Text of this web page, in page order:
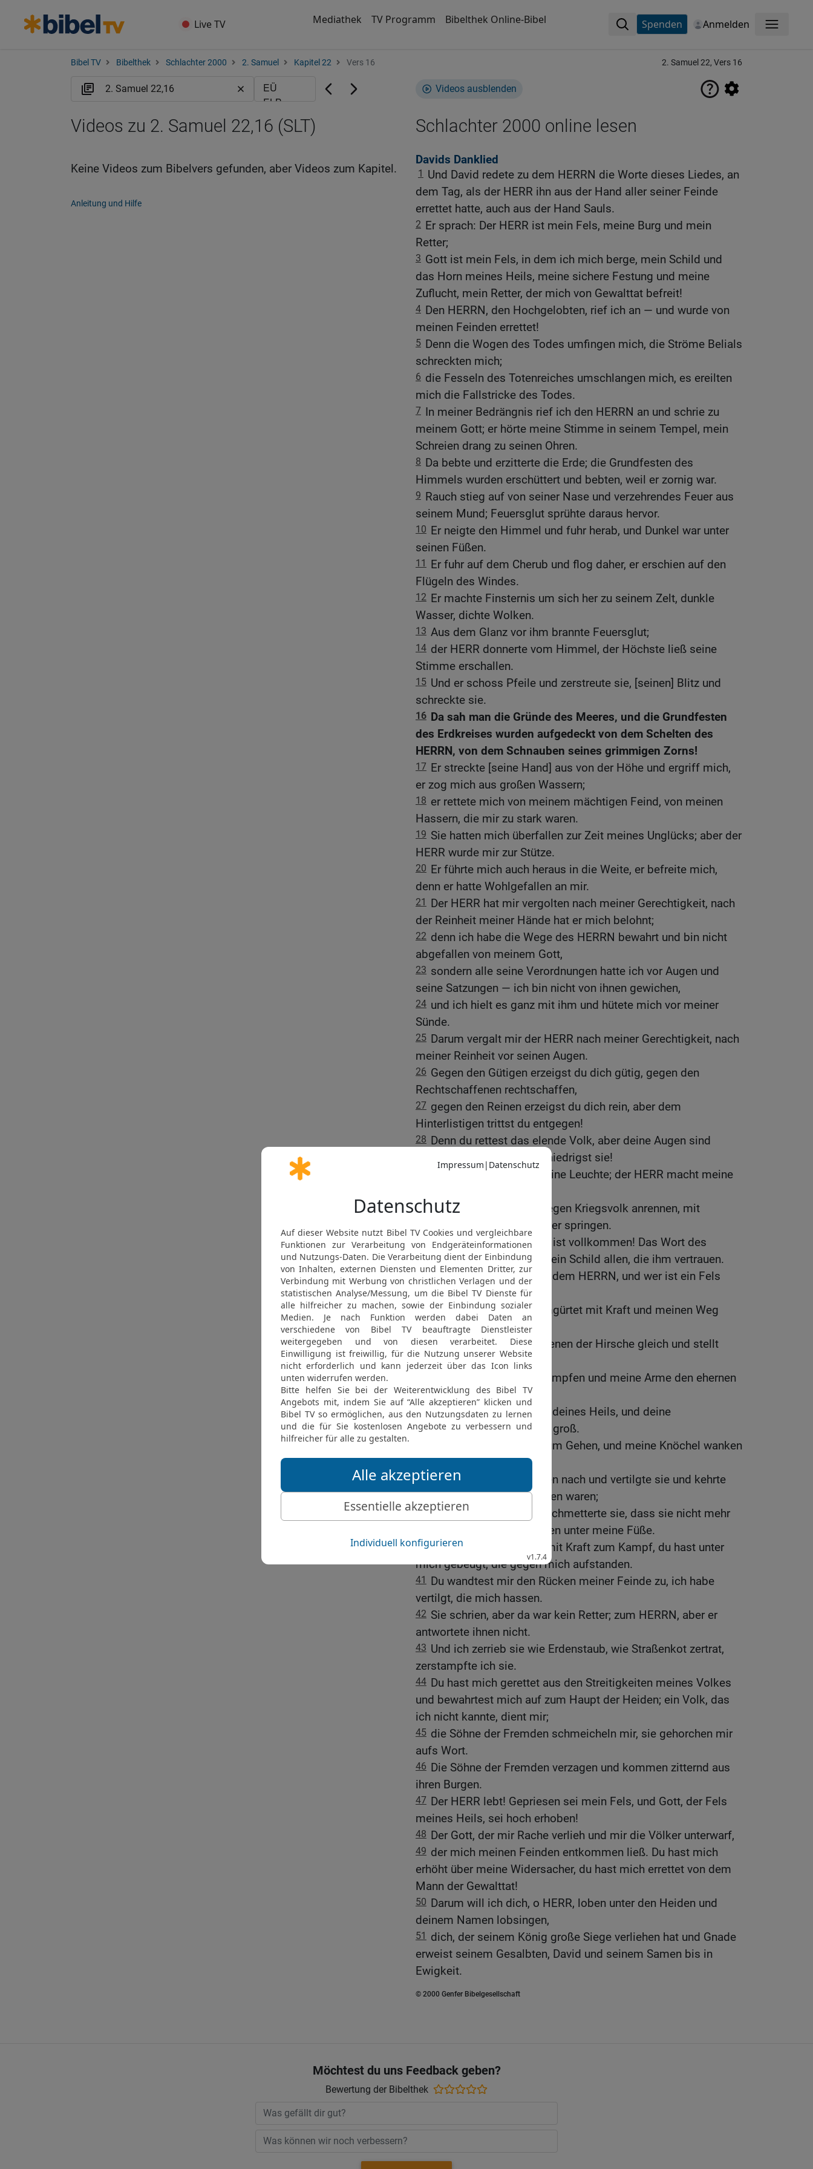
Live TV Mediathek TV Programm Bibelthek Online-Bibel Spenden Anmelden Menü
Bibel TV Bibelthek Schlachter 2000 2. Samuel Kapitel 22 Vers 16 2. Samuel 22, Vers 16
Videos ausblenden
Schlachter 2000 online lesen
Davids Danklied
1
Und David redete zu dem HERRN die Worte dieses Liedes, an
dem Tag, als der HERR ihn aus der Hand aller seiner Feinde
errettet hatte, auch aus der Hand Sauls.
2 Er sprach: Der HERR ist mein Fels, meine Burg und mein
Retter;
3 Gott ist mein Fels, in dem ich mich berge, mein Schild und
das Horn meines Heils, meine sichere Festung und meine
Zuflucht, mein Retter, der mich von Gewalttat befreit!
4 Den HERRN, den Hochgelobten, rief ich an — und wurde von
meinen Feinden errettet!
5 Denn die Wogen des Todes umfingen mich, die Ströme Belials
schreckten mich;
6 die Fesseln des Totenreiches umschlangen mich, es ereilten
mich die Fallstricke des Todes.
7 In meiner Bedrängnis rief ich den HERRN an und schrie zu
meinem Gott; er hörte meine Stimme in seinem Tempel, mein
Schreien drang zu seinen Ohren.
8 Da bebte und erzitterte die Erde; die Grundfesten des
Himmels wurden erschüttert und bebten, weil er zornig war.
9 Rauch stieg auf von seiner Nase und verzehrendes Feuer aus
seinem Mund; Feuersglut sprühte daraus hervor.
10 Er neigte den Himmel und fuhr herab, und Dunkel war unter
seinen Füßen.
11
Er fuhr auf dem Cherub und flog daher, er erschien auf den
Flügeln des Windes.
12 Er machte Finsternis um sich her zu seinem Zelt, dunkle
Wasser, dichte Wolken.
13 Aus dem Glanz vor ihm brannte Feuersglut;
14 der HERR donnerte vom Himmel, der Höchste ließ seine
Stimme erschallen.
15 Und er schoss Pfeile und zerstreute sie, [seinen] Blitz und
schreckte sie.
16 Da sah man die Gründe des Meeres, und die Grundfesten
des Erdkreises wurden aufgedeckt von dem Schelten des
HERRN, von dem Schnauben seines grimmigen Zorns!
17 Er streckte [seine Hand] aus von der Höhe und ergriff mich,
er zog mich aus großen Wassern;
18 er rettete mich von meinem mächtigen Feind, von meinen
Hassern, die mir zu stark waren.
19 Sie hatten mich überfallen zur Zeit meines Unglücks; aber der
HERR wurde mir zur Stütze.
20 Er führte mich auch heraus in die Weite, er befreite mich,
denn er hatte Wohlgefallen an mir.
21
Der HERR hat mir vergolten nach meiner Gerechtigkeit, nach
der Reinheit meiner Hände hat er mich belohnt;
22 denn ich habe die Wege des HERRN bewahrt und bin nicht
abgefallen von meinem Gott,
23 sondern alle seine Verordnungen hatte ich vor Augen und
seine Satzungen — ich bin nicht von ihnen gewichen,
24 und ich hielt es ganz mit ihm und hütete mich vor meiner
Sünde.
25 Darum vergalt mir der HERR nach meiner Gerechtigkeit, nach
meiner Reinheit vor seinen Augen.
26 Gegen den Gütigen erzeigst du dich gütig, gegen den
Rechtschaffenen rechtschaffen,
27 gegen den Reinen erzeigst du dich rein, aber dem
Hinterlistigen trittst du entgegen!
28 Denn du rettest das elende Volk, aber deine Augen sind
gegen die Stolzen — du erniedrigst sie!
Denn du, HERR, bist meine Leuchte; der HERR macht meine
30 denn mit dir kann ich gegen Kriegsvolk anrennen, mit
meinem Gott über die Mauer springen.
31
Dieser Gott — sein Weg ist vollkommen! Das Wort des
HERRN ist geläutert; er ist ein Schild allen, die ihm vertrauen.
32 Denn wer ist Gott außer dem HERRN, und wer ist ein Fels
außer unserem Gott?
33 Gott ist es, der mich umgürtet mit Kraft und meinen Weg
unsträflich macht.
34 Er macht meine Füße denen der Hirsche gleich und stellt
mich auf meine Höhen;
er lehrt meine Hände kämpfen und meine Arme den ehernen
Bogen spannen.
36 Du gibst mir den Schild deines Heils, und deine
Herablassung macht mich groß.
Du machst mir Raum zum Gehen, und meine Knöchel wanken
nicht.
38 Ich jagte meinen Feinden nach und vertilgte sie und kehrte
nicht um, bis sie aufgerieben waren;
39 ich rieb sie auf und zerschmetterte sie, dass sie nicht mehr
aufstehen konnten; sie fielen unter meine Füße.
40 Du hast mich gegürtet mit Kraft zum Kampf, du hast unter
mich gebeugt, die gegen mich aufstanden.
41
Du wandtest mir den Rücken meiner Feinde zu, ich habe
vertilgt, die mich hassen.
42 Sie schrien, aber da war kein Retter; zum HERRN, aber er
antwortete ihnen nicht.
43 Und ich zerrieb sie wie Erdenstaub, wie Straßenkot zertrat,
zerstampfte ich sie.
44 Du hast mich gerettet aus den Streitigkeiten meines Volkes
und bewahrtest mich auf zum Haupt der Heiden; ein Volk, das
ich nicht kannte, dient mir;
45 die Söhne der Fremden schmeicheln mir, sie gehorchen mir
aufs Wort.
46 Die Söhne der Fremden verzagen und kommen zitternd aus
ihren Burgen.
47 Der HERR lebt! Gepriesen sei mein Fels, und Gott, der Fels
meines Heils, sei hoch erhoben!
48 Der Gott, der mir Rache verlieh und mir die Völker unterwarf,
49 der mich meinen Feinden entkommen ließ. Du hast mich
erhöht über meine Widersacher, du hast mich errettet von dem
Mann der Gewalttat!
50 Darum will ich dich, o HERR, loben unter den Heiden und
deinem Namen lobsingen,
51
dich, der seinem König große Siege verliehen hat und Gnade
erweist seinem Gesalbten, David und seinem Samen bis in
Ewigkeit.
© 2000 Genfer Bibelgesellschaft
Videos zu 2. Samuel 22,16 (SLT)
Keine Videos zum Bibelvers gefunden, aber Videos zum Kapitel.
Anleitung und Hilfe
Möchtest du uns Feedback geben?
Bewertung der Bibelthek